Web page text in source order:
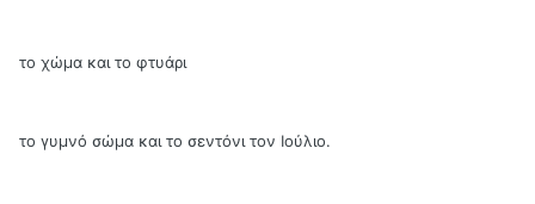
το χώμα και το φτυάρι
το γυμνό σώμα και το σεντόνι τον Ιούλιο.